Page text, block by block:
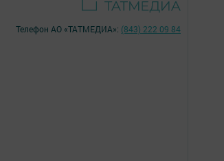
Телефон АО «ТАТМЕДИА»: (843) 222 09 84